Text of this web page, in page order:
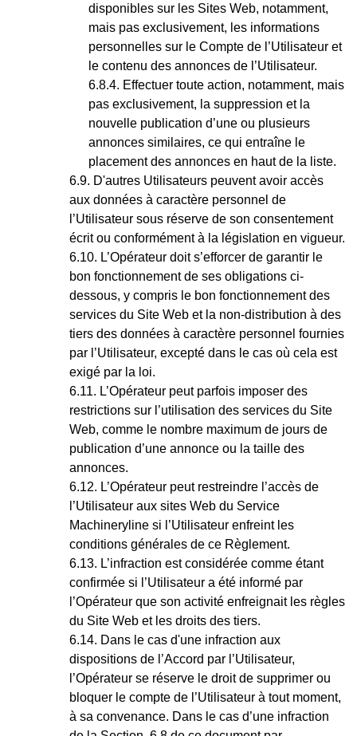
disponibles sur les Sites Web, notamment,
mais pas exclusivement, les informations
personnelles sur le Compte de l’Utilisateur et
le contenu des annonces de l’Utilisateur.
Effectuer toute action, notamment, mais
pas exclusivement, la suppression et la
nouvelle publication d’une ou plusieurs
annonces similaires, ce qui entraîne le
placement des annonces en haut de la liste.
D'autres Utilisateurs peuvent avoir accès
aux données à caractère personnel de
l’Utilisateur sous réserve de son consentement
écrit ou conformément à la législation en vigueur.
L’Opérateur doit s’efforcer de garantir le
bon fonctionnement de ses obligations ci-
dessous, y compris le bon fonctionnement des
services du Site Web et la non-distribution à des
tiers des données à caractère personnel fournies
par l’Utilisateur, excepté dans le cas où cela est
exigé par la loi.
L’Opérateur peut parfois imposer des
restrictions sur l’utilisation des services du Site
Web, comme le nombre maximum de jours de
publication d’une annonce ou la taille des
annonces.
L’Opérateur peut restreindre l’accès de
l’Utilisateur aux sites Web du Service
Machineryline si l’Utilisateur enfreint les
conditions générales de ce Règlement.
L’infraction est considérée comme étant
confirmée si l’Utilisateur a été informé par
l’Opérateur que son activité enfreignait les règles
du Site Web et les droits des tiers.
Dans le cas d'une infraction aux
dispositions de l’Accord par l’Utilisateur,
l’Opérateur se réserve le droit de supprimer ou
bloquer le compte de l’Utilisateur à tout moment,
à sa convenance. Dans le cas d’une infraction